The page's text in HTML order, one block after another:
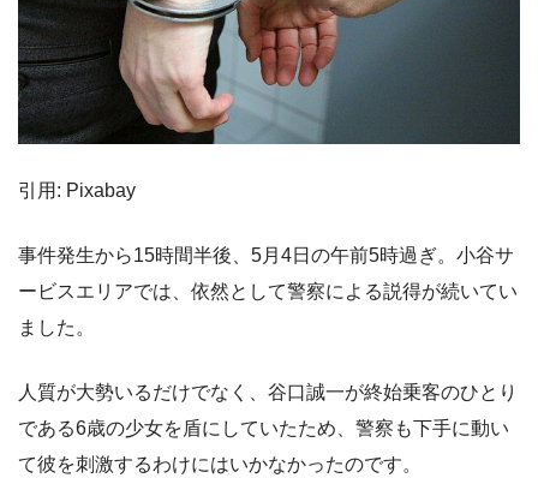
引用: Pixabay
事件発生から15時間半後、5月4日の午前5時過ぎ。小谷サ
ービスエリアでは、依然として警察による説得が続いてい
ました。
人質が大勢いるだけでなく、谷口誠一が終始乗客のひとり
である6歳の少女を盾にしていたため、警察も下手に動い
て彼を刺激するわけにはいかなかったのです。